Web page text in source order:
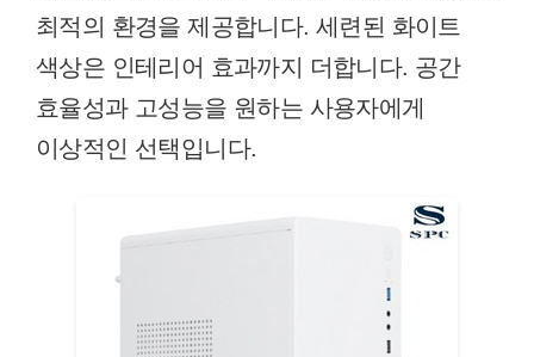
최적의 환경을 제공합니다. 세련된 화이트
색상은 인테리어 효과까지 더합니다. 공간
효율성과 고성능을 원하는 사용자에게
이상적인 선택입니다.